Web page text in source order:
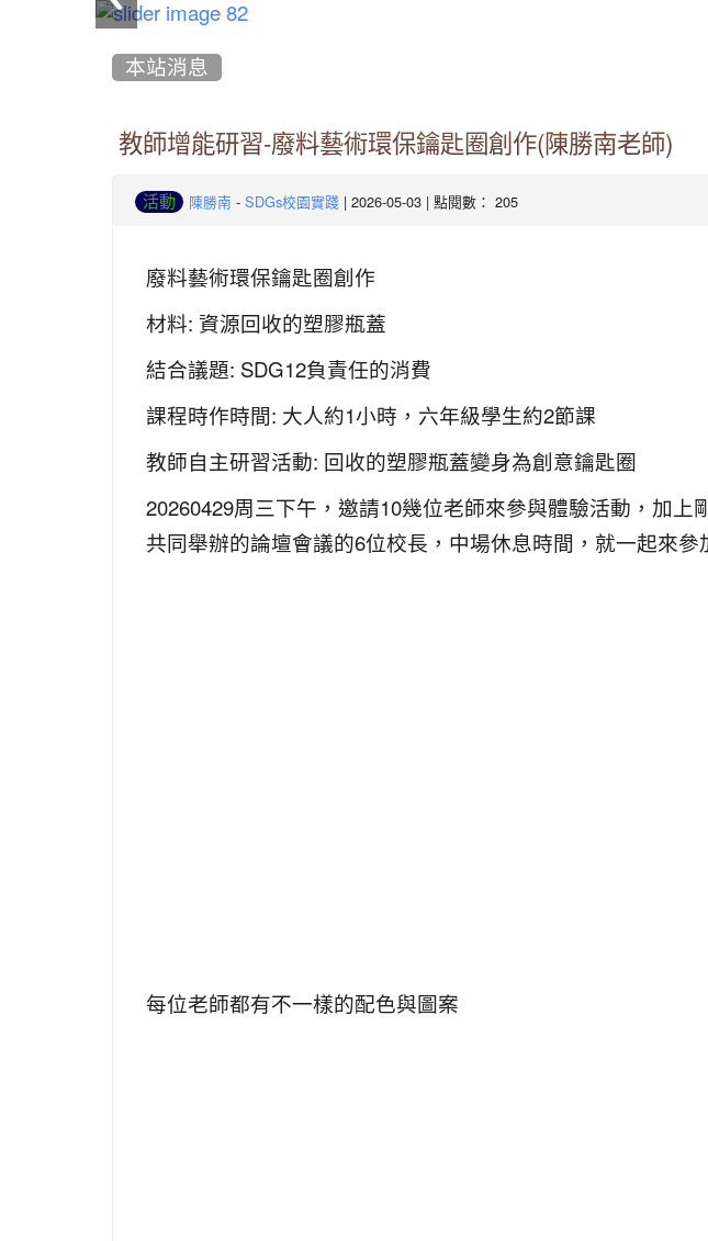
本站消息
教師增能研習-廢料藝術環保鑰匙圈創作(陳勝南老師)
活動 陳勝南 - SDGs校園實踐 | 2026-05-03 | 點閱數： 205
廢料藝術環保鑰匙圈創作
材料: 資源回收的塑膠瓶蓋
結合議題: SDG12負責任的消費
課程時作時間: 大人約1小時，六年級學生約2節課
教師自主研習活動: 回收的塑膠瓶蓋變身為創意鑰匙圈
20260429周三下午，邀請10幾位老師來參與體驗活動，加上
共同舉辦的論壇會議的6位校長，中場休息時間，就一起來參
每位老師都有不一樣的配色與圖案